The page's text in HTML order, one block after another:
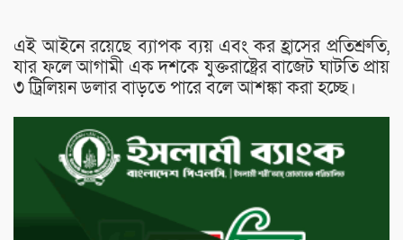
এই আইনে রয়েছে ব্যাপক ব্যয় এবং কর হ্রাসের প্রতিশ্রুতি,
যার ফলে আগামী এক দশকে যুক্তরাষ্ট্রের বাজেট ঘাটতি প্রায়
৩ ট্রিলিয়ন ডলার বাড়তে পারে বলে আশঙ্কা করা হচ্ছে।